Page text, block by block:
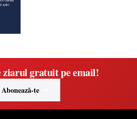
ziarul gratuit pe email!
Abonează-te